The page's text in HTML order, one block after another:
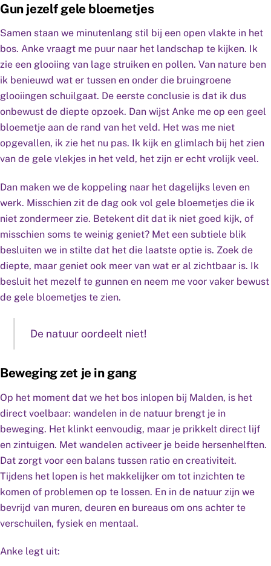
Gun jezelf gele bloemetjes
Samen staan we minutenlang stil bij een open vlakte in het
bos. Anke vraagt me puur naar het landschap te kijken. Ik
zie een glooiing van lage struiken en pollen. Van nature ben
ik benieuwd wat er tussen en onder die bruingroene
glooiingen schuilgaat. De eerste conclusie is dat ik dus
onbewust de diepte opzoek. Dan wijst Anke me op een geel
bloemetje aan de rand van het veld. Het was me niet
opgevallen, ik zie het nu pas. Ik kijk en glimlach bij het zien
van de gele vlekjes in het veld, het zijn er echt vrolijk veel.
Dan maken we de koppeling naar het dagelijks leven en
werk. Misschien zit de dag ook vol gele bloemetjes die ik
niet zondermeer zie. Betekent dit dat ik niet goed kijk, of
misschien soms te weinig geniet? Met een subtiele blik
besluiten we in stilte dat het die laatste optie is. Zoek de
diepte, maar geniet ook meer van wat er al zichtbaar is. Ik
besluit het mezelf te gunnen en neem me voor vaker bewust
de gele bloemetjes te zien.
De natuur oordeelt niet!
Beweging zet je in gang
Op het moment dat we het bos inlopen bij Malden, is het
direct voelbaar: wandelen in de natuur brengt je in
beweging. Het klinkt eenvoudig, maar je prikkelt direct lijf
en zintuigen. Met wandelen activeer je beide hersenhelften.
Dat zorgt voor een balans tussen ratio en creativiteit.
Tijdens het lopen is het makkelijker om tot inzichten te
komen of problemen op te lossen. En in de natuur zijn we
bevrijd van muren, deuren en bureaus om ons achter te
verschuilen, fysiek en mentaal.
Anke legt uit: